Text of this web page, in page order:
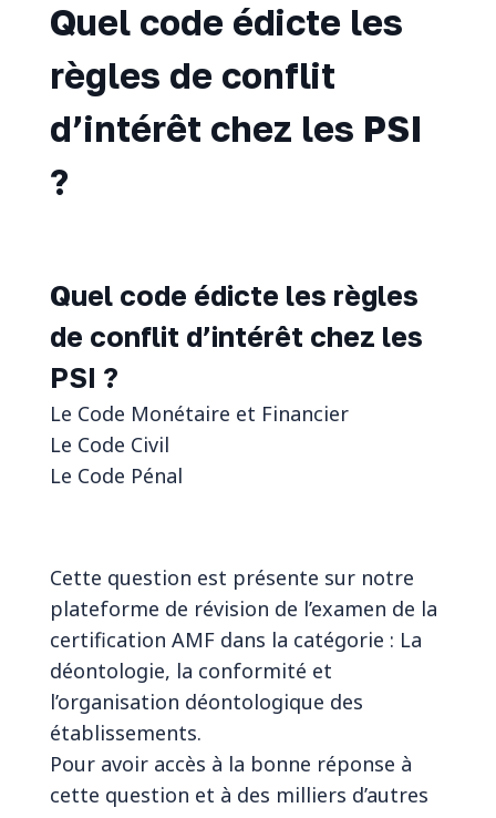
Quel code édicte les
règles de conflit
d’intérêt chez les PSI
?
Quel code édicte les règles
de conflit d’intérêt chez les
PSI ?
Le Code Monétaire et Financier
Le Code Civil
Le Code Pénal
Cette question est présente sur notre
plateforme de révision de l’examen de la
certification AMF dans la catégorie : La
déontologie, la conformité et
l’organisation déontologique des
établissements.
Pour avoir accès à la bonne réponse à
cette question et à des milliers d’autres